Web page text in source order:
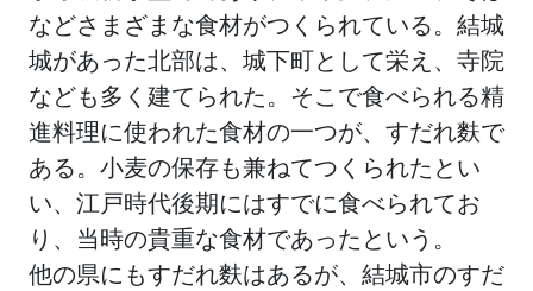
などさまざまな食材がつくられている。結城
城があった北部は、城下町として栄え、寺院
なども多く建てられた。そこで食べられる精
進料理に使われた食材の一つが、すだれ麩で
ある。小麦の保存も兼ねてつくられたとい
い、江戸時代後期にはすでに食べられてお
り、当時の貴重な食材であったという。
他の県にもすだれ麩はあるが、結城市のすだ